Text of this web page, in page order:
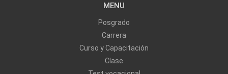
MENU
Posgrado
Carrera
Curso y Capacitación
Clase